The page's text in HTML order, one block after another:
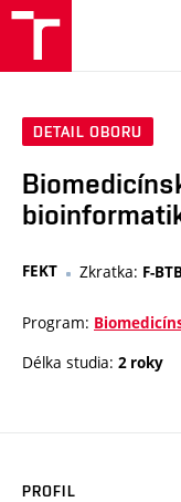
DETAIL OBORU
FEKT Zkratka: F-
Program:
Délka studia: 2 roky
PROFIL